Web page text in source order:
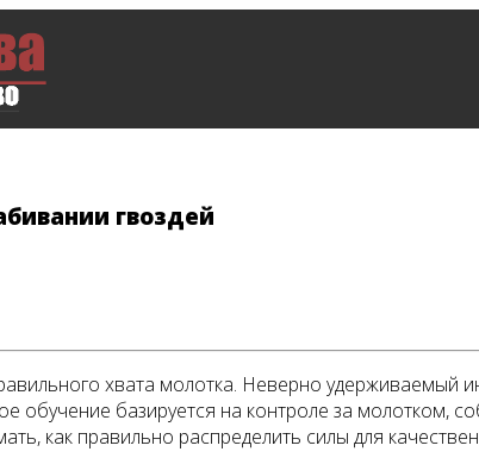
гвоздей
хвата молотка. Неверно удерживаемый
обучение базируется на контроле за молотком,
как правильно распределить силы для